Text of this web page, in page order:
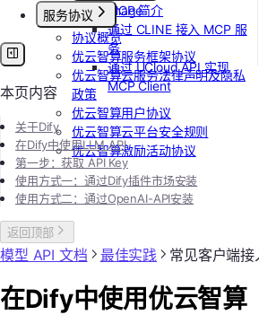
image
MCP 简介
通过 CLINE 接入 MCP 服
务
通过 UCloud API 实现
MCP Client
服务协议
协议概览
优云智算服务框架协议
优云智算云服务法律声明及隐私
政策
优云智算用户协议
优云智算云平台安全规则
优云智算激励活动协议
本页内容
关于Dify
在Dify中使用LLM API
第一步：获取 API Key
使用方式一：通过Dify插件市场安装
使用方式二：通过OpenAI-API安装
返回顶部
模型 API 文档 最佳实践 常见客户端接
在Dify中使用优云智算